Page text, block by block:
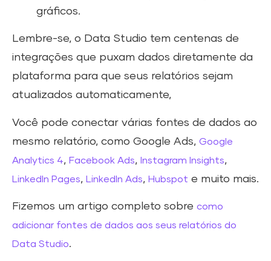
gráficos.
Lembre-se, o Data Studio tem centenas de
integrações que puxam dados diretamente da
plataforma para que seus relatórios sejam
atualizados automaticamente,
Você pode conectar várias fontes de dados ao
mesmo relatório, como Google Ads, Google
Analytics 4, Facebook Ads, Instagram Insights,
LinkedIn Pages, LinkedIn Ads, Hubspot e muito mais.
Fizemos um artigo completo sobre como
adicionar fontes de dados aos seus relatórios do
Data Studio.